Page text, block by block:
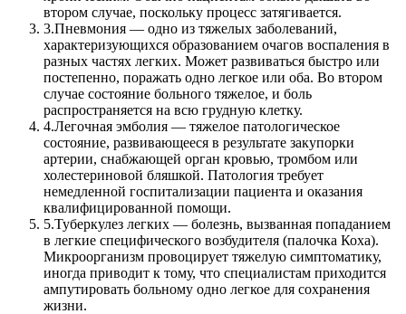
втором случае, поскольку процесс затягивается.
3.Пневмония — одно из тяжелых заболеваний,
характеризующихся образованием очагов воспаления в
разных частях легких. Может развиваться быстро или
постепенно, поражать одно легкое или оба. Во втором
случае состояние больного тяжелое, и боль
распространяется на всю грудную клетку.
4.Легочная эмболия — тяжелое патологическое
состояние, развивающееся в результате закупорки
артерии, снабжающей орган кровью, тромбом или
холестериновой бляшкой. Патология требует
немедленной госпитализации пациента и оказания
квалифицированной помощи.
5.Туберкулез легких — болезнь, вызванная попаданием
в легкие специфического возбудителя (палочка Коха).
Микроорганизм провоцирует тяжелую симптоматику,
иногда приводит к тому, что специалистам приходится
ампутировать больному одно легкое для сохранения
жизни.